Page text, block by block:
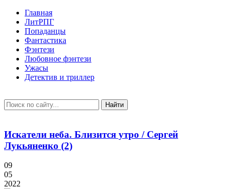
Главная
ЛитРПГ
Попаданцы
Фантастика
Фэнтези
Любовное фэнтези
Ужасы
Детектив и триллер
Найти
Искатели неба. Близится утро / Сергей
Лукьяненко (2)
09
05
2022